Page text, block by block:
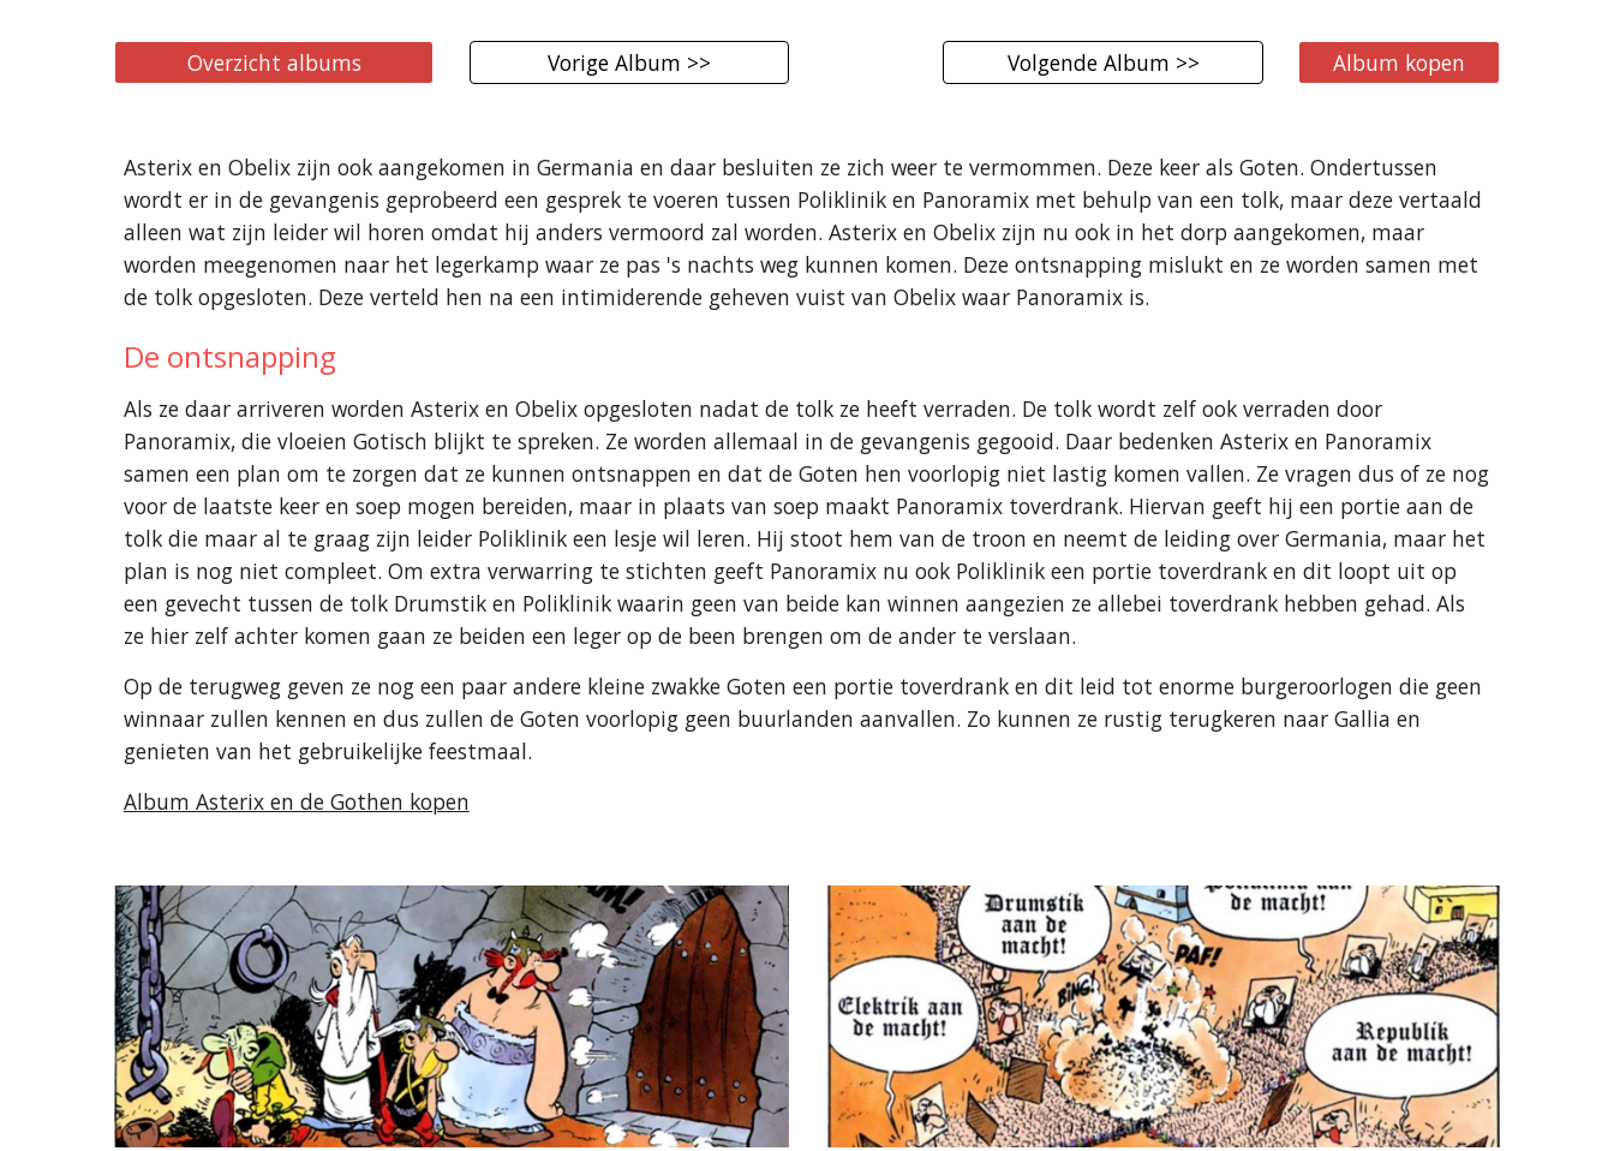
Overzicht albums Vorige Album >> Volgende Album >> Album kopen
Asterix en Obelix zijn ook aangekomen in Germania en daar besluiten ze zich weer te vermommen. Deze keer als Goten. Ondertussen
wordt er in de gevangenis geprobeerd een gesprek te voeren tussen Poliklinik en Panoramix met behulp van een tolk, maar deze vertaald
alleen wat zijn leider wil horen omdat hij anders vermoord zal worden. Asterix en Obelix zijn nu ook in het dorp aangekomen, maar
worden meegenomen naar het legerkamp waar ze pas 's nachts weg kunnen komen. Deze ontsnapping mislukt en ze worden samen met
de tolk opgesloten. Deze verteld hen na een intimiderende geheven vuist van Obelix waar Panoramix is.
De ontsnapping
Als ze daar arriveren worden Asterix en Obelix opgesloten nadat de tolk ze heeft verraden. De tolk wordt zelf ook verraden door
Panoramix, die vloeien Gotisch blijkt te spreken. Ze worden allemaal in de gevangenis gegooid. Daar bedenken Asterix en Panoramix
samen een plan om te zorgen dat ze kunnen ontsnappen en dat de Goten hen voorlopig niet lastig komen vallen. Ze vragen dus of ze nog
voor de laatste keer en soep mogen bereiden, maar in plaats van soep maakt Panoramix toverdrank. Hiervan geeft hij een portie aan de
tolk die maar al te graag zijn leider Poliklinik een lesje wil leren. Hij stoot hem van de troon en neemt de leiding over Germania, maar het
plan is nog niet compleet. Om extra verwarring te stichten geeft Panoramix nu ook Poliklinik een portie toverdrank en dit loopt uit op
een gevecht tussen de tolk Drumstik en Poliklinik waarin geen van beide kan winnen aangezien ze allebei toverdrank hebben gehad. Als
ze hier zelf achter komen gaan ze beiden een leger op de been brengen om de ander te verslaan.
Op de terugweg geven ze nog een paar andere kleine zwakke Goten een portie toverdrank en dit leid tot enorme burgeroorlogen die geen
winnaar zullen kennen en dus zullen de Goten voorlopig geen buurlanden aanvallen. Zo kunnen ze rustig terugkeren naar Gallia en
genieten van het gebruikelijke feestmaal.
Album Asterix en de Gothen kopen